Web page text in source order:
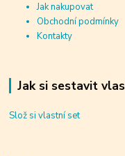
Jak nakupovat
Obchodní podmínky
Kontakty
Jak si sestavit
Slož si vlastní set